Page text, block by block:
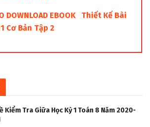
DOWNLOAD EBOOK Thiết Kế Bài
Cơ Bản Tập 2
Kiểm Tra Giữa Học Kỳ 1 Toán 8 Năm 2020-